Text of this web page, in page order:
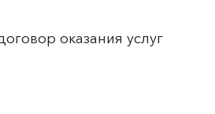
оказания услуг